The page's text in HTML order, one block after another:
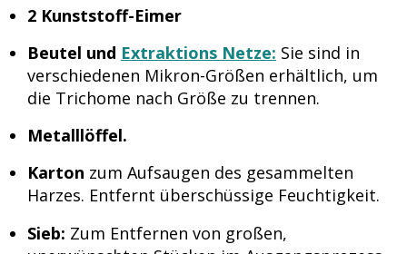
2 Kunststoff-Eimer
Beutel und Extraktions Netze: Sie sind in
verschiedenen Mikron-Größen erhältlich, um
die Trichome nach Größe zu trennen.
Metalllöffel.
Karton zum Aufsaugen des gesammelten
Harzes. Entfernt überschüssige Feuchtigkeit.
Sieb: Zum Entfernen von großen,